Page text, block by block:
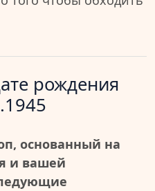
рождения
основанный на
и вашей